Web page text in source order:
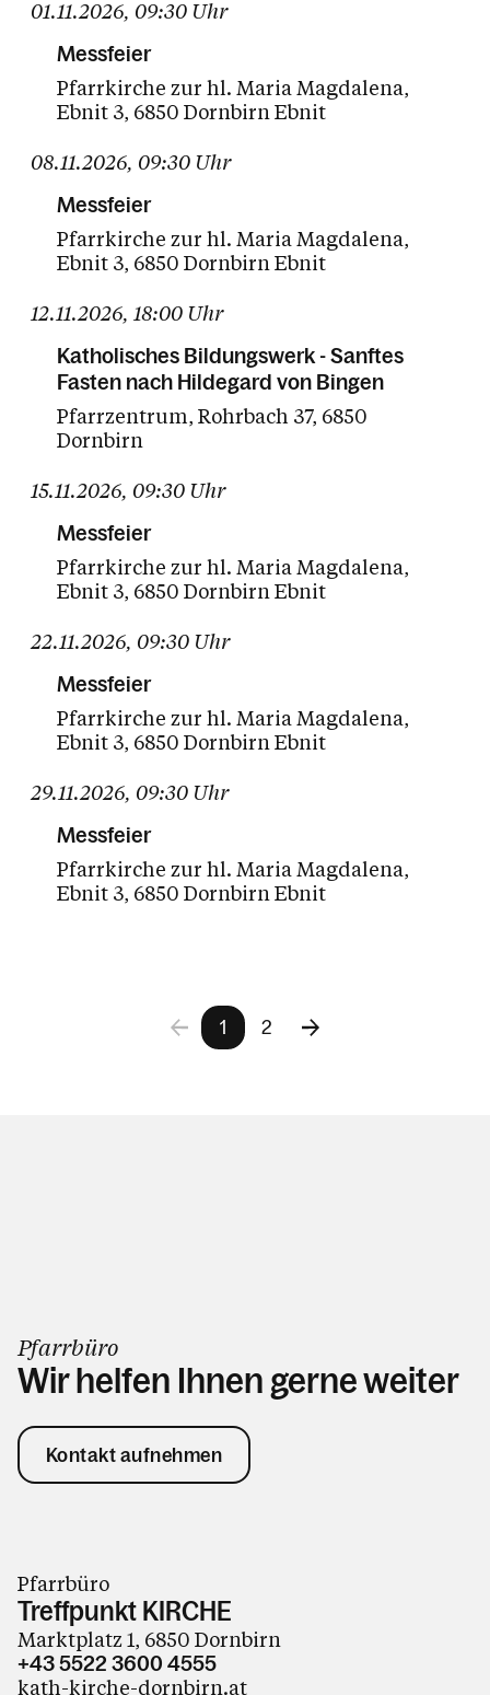
01.11.2026, 09:30 Uhr
Messfeier
Pfarrkirche zur hl. Maria Magdalena
Ebnit 3 6850 Dornbirn Ebnit
08.11.2026, 09:30 Uhr
Messfeier
Pfarrkirche zur hl. Maria Magdalena
Ebnit 3 6850 Dornbirn Ebnit
12.11.2026, 18:00 Uhr
Katholisches Bildungswerk - Sanftes
Fasten nach Hildegard von Bingen
Pfarrzentrum Rohrbach 37 6850
Dornbirn
15.11.2026, 09:30 Uhr
Messfeier
Pfarrkirche zur hl. Maria Magdalena
Ebnit 3 6850 Dornbirn Ebnit
22.11.2026, 09:30 Uhr
Messfeier
Pfarrkirche zur hl. Maria Magdalena
Ebnit 3 6850 Dornbirn Ebnit
29.11.2026, 09:30 Uhr
Messfeier
Pfarrkirche zur hl. Maria Magdalena
Ebnit 3 6850 Dornbirn Ebnit
1 2
Pfarrbüro
Wir helfen Ihnen gerne weiter
Kontakt aufnehmen
Pfarrbüro
Treffpunkt KIRCHE
Marktplatz 1, 6850 Dornbirn
+43 5522 3600 4555
kath-kirche-dornbirn.at